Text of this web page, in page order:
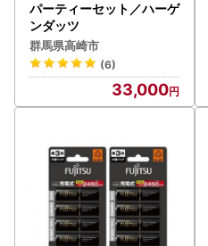
パーティーセット／ハーゲ
ンダッツ
群馬県高崎市
(6)
33,000